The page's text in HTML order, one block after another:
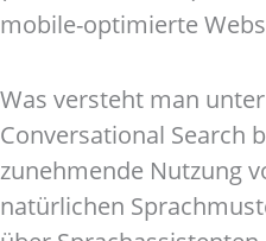
mobile-optimierte
Was versteht man
Conversational Search
zunehmende Nutzung
natürlichen